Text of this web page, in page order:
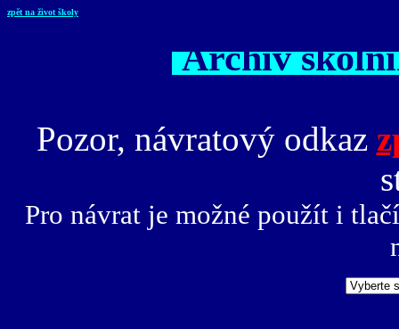
zpět na život školy
Archiv
Pozor, návratový odkaz
Pro návrat je možné použít i